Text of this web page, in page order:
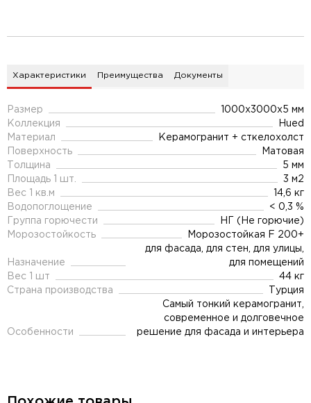
Характеристики Преимущества Документы
Размер
1000x3000x5 мм
Коллекция
Hued
Материал
Керамогранит + сткелохолст
Поверхность
Матовая
Толщина
5 мм
Площадь 1 шт.
3 м2
Вес 1 кв.м
14,6 кг
Водопоглощение
< 0,3 %
Группа горючести
НГ (Не горючие)
Морозостойкость
Морозостойкая F 200+
Назначение
для фасада, для стен, для улицы,
для помещений
Вес 1 шт
44 кг
Страна производства
Турция
Особенности
Самый тонкий керамогранит,
современное и долговечное
решение для фасада и интерьера